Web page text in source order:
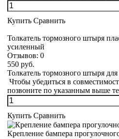
Купить Сравнить
Толкатель тормозного штыря
усиленный
Отзывов: 0
550 руб.
Толкатель тормозного штыря
Чтобы убедиться в
позвоните по указанным выше
Купить Сравнить
Крепление бампера